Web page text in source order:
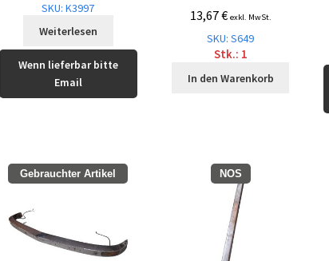
SKU: K3997
Weiterlesen
Wenn lieferbar bitte
Email
13,67€ exkl. MwSt.
SKU: S649
Stk.: 1
In den Warenkorb
Gebrauchter Artikel NOS